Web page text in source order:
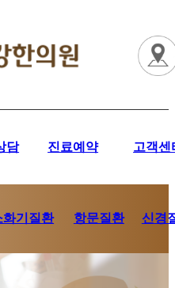
담 진료예약 고객센
화기질환 항문질환 신경